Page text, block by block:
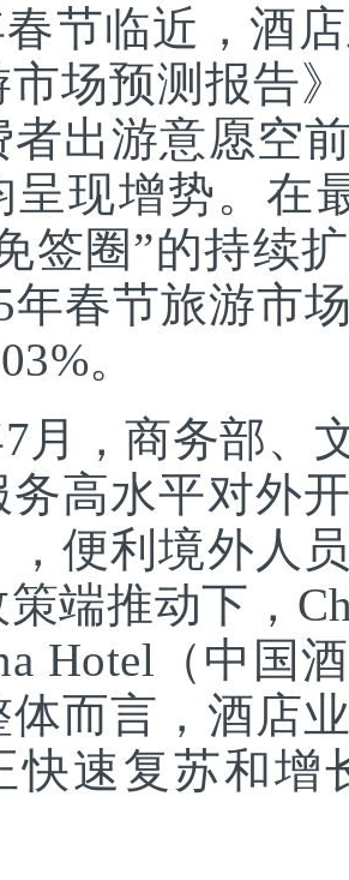
春节临近，酒
场预测报告
者出游意愿空
呈现增势。在
签圈”的持续
年春节旅游市
。
月，商务部、
务高水平对外
，便利境外人
端推动下，
Hotel（中国
体而言，酒店
快速复苏和增